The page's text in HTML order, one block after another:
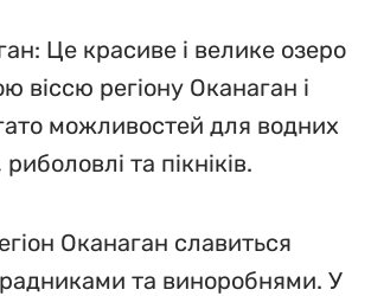
Це красиве і велике озеро
віссю регіону Оканаган і
можливостей для водних
та пікніків.
Оканаган славиться
та виноробнями. У